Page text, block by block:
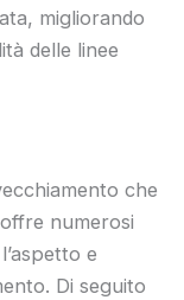
migliorando
delle linee
che
numerosi
e
Di seguito